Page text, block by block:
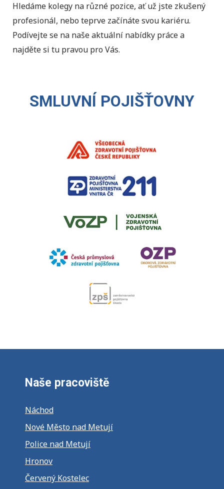
Hledáme kolegy na různé pozice, ať už jste zkušený
profesionál, nebo teprve začínáte svou kariéru.
Podívejte se na naše aktuální nabídky práce a
najděte si tu pravou pro Vás.
SMLUVNÍ POJIŠŤOVNY
Naše pracoviště
Náchod
Nové Město nad Metují
Police nad Metují
Hronov
Červený Kostelec